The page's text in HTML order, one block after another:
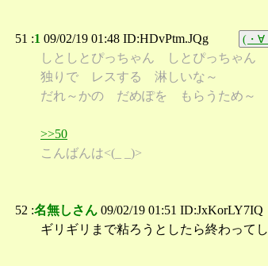
51 :1 09/02/19 01:48 ID:HDvPtm.JQg (・∀
しとしとぴっちゃん しとぴっちゃん
独りで レスする 淋しいな～
だれ～かの だめぽを もらうため～
>>50
こんばんは<(_ _)>
52 :名無しさん 09/02/19 01:51 ID:JxKorLY7IQ
ギリギリまで粘ろうとしたら終わって